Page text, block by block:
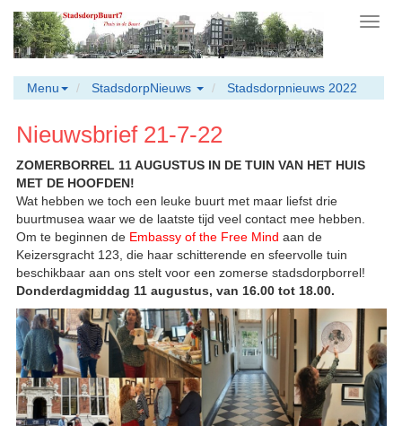
Menu StadsdorpNieuws Stadsdorpnieuws 2022
Nieuwsbrief 21-7-22
ZOMERBORREL 11 AUGUSTUS IN DE TUIN VAN HET HUIS
MET DE HOOFDEN!
Wat hebben we toch een leuke buurt met maar liefst drie
buurtmusea waar we de laatste tijd veel contact mee hebben.
Om te beginnen de Embassy of the Free Mind aan de
Keizersgracht 123, die haar schitterende en sfeervolle tuin
beschikbaar aan ons stelt voor een zomerse stadsdorpborrel!
Donderdagmiddag 11 augustus, van 16.00 tot 18.00.